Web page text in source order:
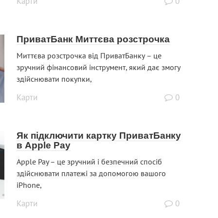
ПриватБанк Миттєва розстрочка
Миттєва розстрочка від ПриватБанку – це
зручний фінансовий інструмент, який дає змогу
здійснювати покупки,
Карти 0
Як підключити картку ПриватБанку
в Apple Pay
Apple Pay – це зручний і безпечний спосіб
здійснювати платежі за допомогою вашого
iPhone,
Карти 0